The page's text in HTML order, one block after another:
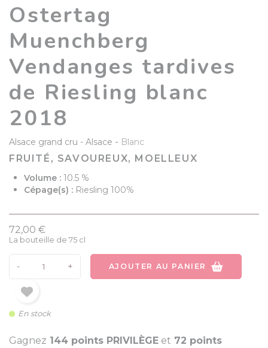
Ostertag
Muenchberg
Vendanges tardives
de Riesling blanc
2018
Alsace grand cru Alsace - Blanc
FRUITÉ, SAVOUREUX, MOELLEUX
Volume : 10.5 %
Cépage(s) : Riesling 100%
72,00 €
La bouteille de 75 cl
- + AJOUTER AU PANIER
En stock
Gagnez 144 points PRIVILÈGE et 72 points